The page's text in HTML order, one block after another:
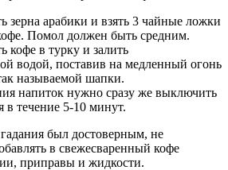
зерна арабики и взять 3 чайные ложки
Помол должен быть средним.
кофе в турку и залить
водой, поставив на медленный огонь
называемой шапки.
напиток нужно сразу же выключить
в течение 5-10 минут.
гадания был достоверным, не
в свежесваренный кофе
приправы и жидкости.